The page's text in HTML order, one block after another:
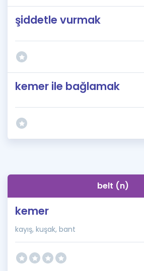
şiddetle vurmak
kemer ile bağlamak
belt (n)
kemer
kayış, kuşak, bant